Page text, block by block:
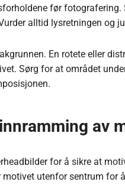
før
alltid lysretningen og
En rotete eller
Sørg for at området
av
for å sikre at
utenfor sentrum for